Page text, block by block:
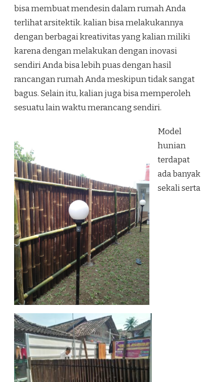
bisa membuat mendesin dalam rumah Anda
terlihat arsitektik. kalian bisa melakukannya
dengan berbagai kreativitas yang kalian miliki
karena dengan melakukan dengan inovasi
sendiri Anda bisa lebih puas dengan hasil
rancangan rumah Anda meskipun tidak sangat
bagus. Selain itu, kalian juga bisa memperoleh
sesuatu lain waktu merancang sendiri.
Model
hunian
terdapat
ada banyak
sekali serta